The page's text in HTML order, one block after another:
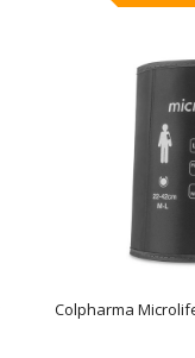
Colpharma